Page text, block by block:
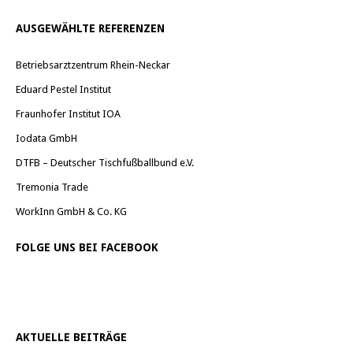
AUSGEWÄHLTE REFERENZEN
Betriebsarztzentrum Rhein-Neckar
Eduard Pestel Institut
Fraunhofer Institut IOA
Iodata GmbH
DTFB – Deutscher Tischfußballbund e.V.
Tremonia Trade
WorkInn GmbH & Co. KG
FOLGE UNS BEI FACEBOOK
AKTUELLE BEITRÄGE